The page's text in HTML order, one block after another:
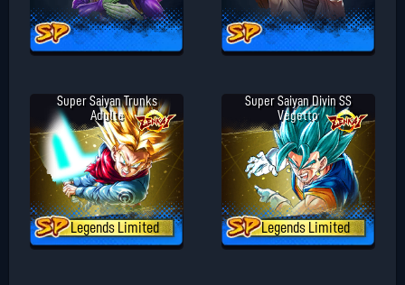
Super Saiyan Trunks
Adulte
Legends Limited
Super Saiyan Divin SS
Vegetto
Legends Limited